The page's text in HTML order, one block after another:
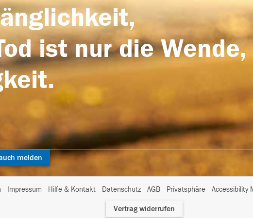
ist nur die
melden
Impressum Hilfe & Kontakt Datenschutz AGB Privatsphäre
I
Vertrag widerrufen